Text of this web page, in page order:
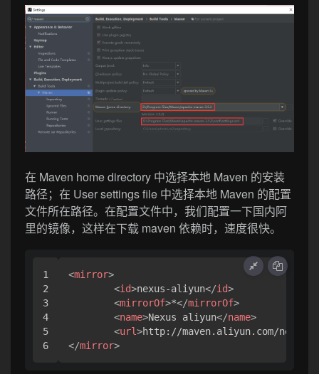
在 Maven home directory 中选择本地 Maven 的安装
路径；在 User settings file 中选择本地 Maven 的配置
文件所在路径。在配置文件中，我们配置一下国内阿
里的镜像，这样在下载 maven 依赖时，速度很快。
1
2
3
4
5
<mirror>
<id>nexus-aliyun</id>
<mirrorOf>*</mirrorOf>
<name>Nexus aliyun</name>
<url>http://maven.aliyun.com/
</mirror>